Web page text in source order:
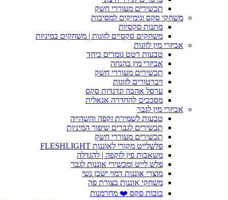
תכשירים מעוררי חשק
משחקי סקס וגימיקים למסיבות
מתנות סקסיות
משחקים סקסיים לזוגות | משחקים במיניות
אביזרי מין לזוגות
טבעות רטט גומרים ביחד
אביזרי מין בהנחה
תכשירים מעוררי חשק
ויברטורים לזוגות
ערסל אהבה ונדנדות סקס
מסככים להחדרה אנאלית
אביזרי מין לגבר
טבעות לשמירת זקפה והשהייה
תכשירים לגברים שיפור המיניות
תכשירים מעוררי חשק
פלשלייט מקורי לאוננות FLESHLIGHT
משאבות פין לזקפה | להגדלה
פלש לייט ומכשירי אוננות לגבר
מוצרי אוננות דמוי ישבן נשי
משחקי אוננות בצורת פה
בובות סקס ❤️ מחרמנות